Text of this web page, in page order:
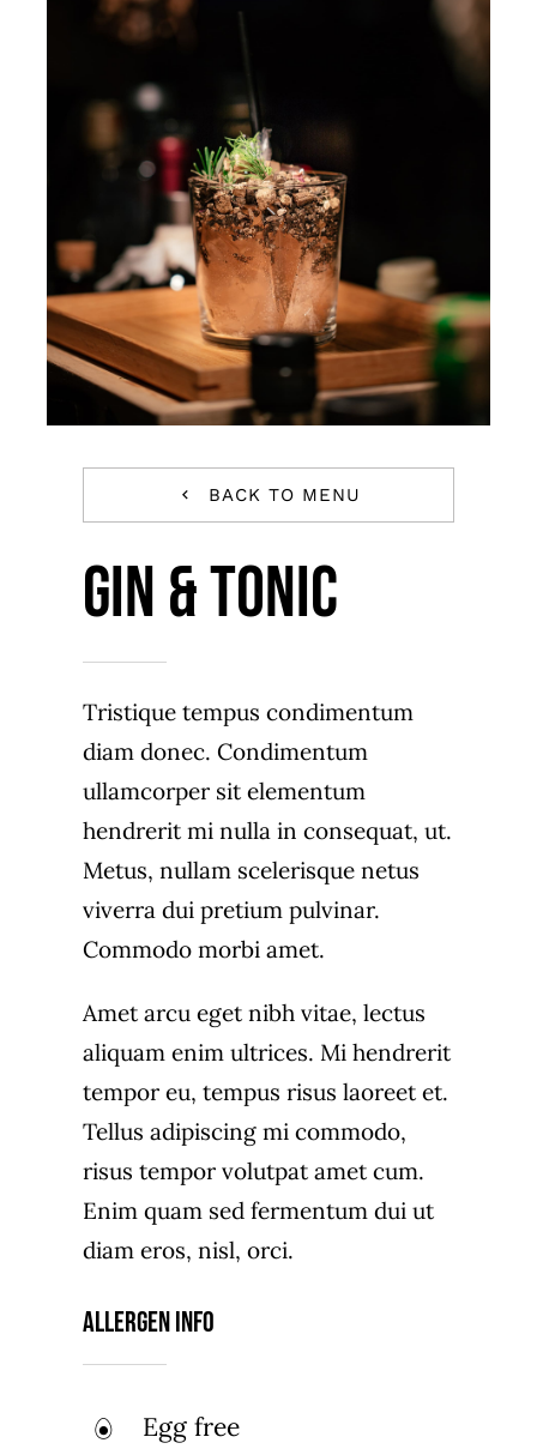
BACK TO MENU
Gin & Tonic
Tristique tempus condimentum
diam donec. Condimentum
ullamcorper sit elementum
hendrerit mi nulla in consequat, ut.
Metus, nullam scelerisque netus
viverra dui pretium pulvinar.
Commodo morbi amet.
Amet arcu eget nibh vitae, lectus
aliquam enim ultrices. Mi hendrerit
tempor eu, tempus risus laoreet et.
Tellus adipiscing mi commodo,
risus tempor volutpat amet cum.
Enim quam sed fermentum dui ut
diam eros, nisl, orci.
Allergen Info
Egg free